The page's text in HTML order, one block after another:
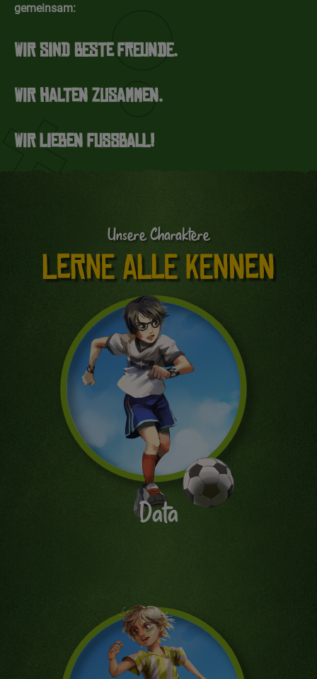
gemeinsam:
Wir sind beste Freunde.
Wirhalten zusammen.
Wir lieben Fußball!
Unsere Charaktere
Lerne alle kennen
Data